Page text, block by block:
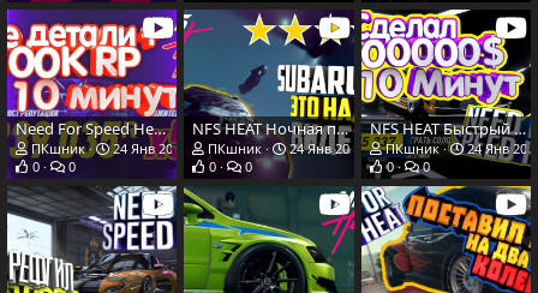
Need For Speed Heat #Гайд | Две абсолютные детали + 800K RP за 10 минут
ПКшник
24 Янв 2020
0
0
NFS HEAT Ночная погоня за Subaru impreza WRX STI #5 stars | Уровень сложности максимум | Hard Level
ПКшник
24 Янв 2020
0
0
NFS HEAT Быстрый фарм денег | Money Glitch | Подробное описание
ПКшник
24 Янв
0
0